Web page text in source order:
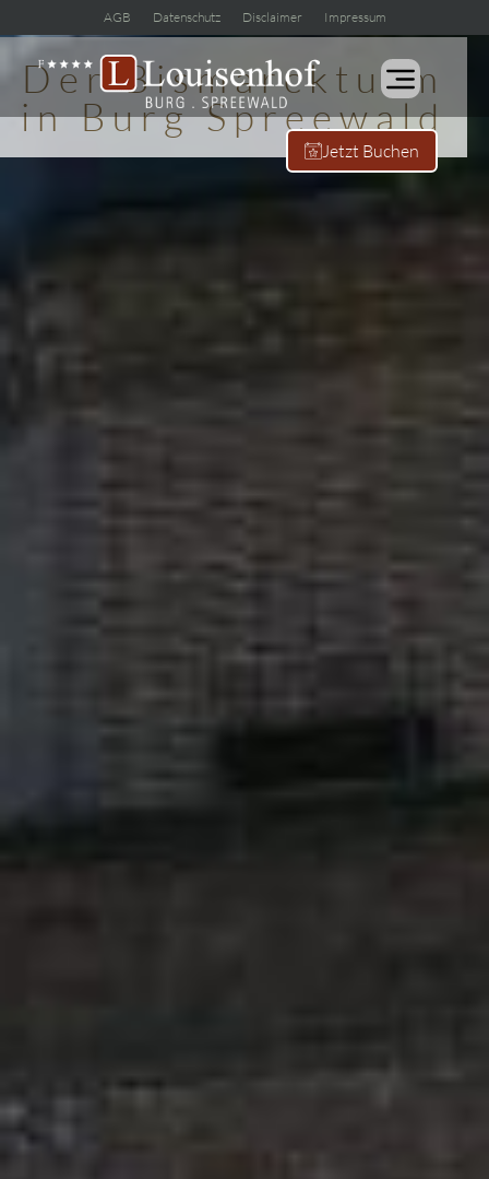
AGB Datenschutz Disclaimer Impressum
Jetzt Buchen
Der Bismarckturm
in Burg Spreewald